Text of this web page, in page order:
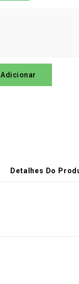
Adicionar
Detalhes Do